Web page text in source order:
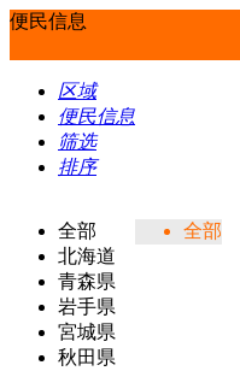
便民信息
区域
便民信息
筛选
排序
全部
北海道
青森県
岩手県
宮城県
秋田県
全部